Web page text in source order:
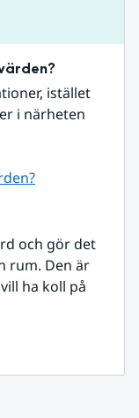
istället
i närheten
och gör det
rum. Den är
ha koll på